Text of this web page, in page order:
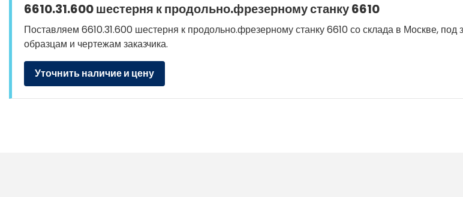
6610.31.600 шестерня к продольно.фрезерному станку 6610
Поставляем 6610.31.600 шестерня к продольно.фрезерному станку 6610 со склада в Москве, под
образцам и чертежам заказчика.
Уточнить наличие и цену